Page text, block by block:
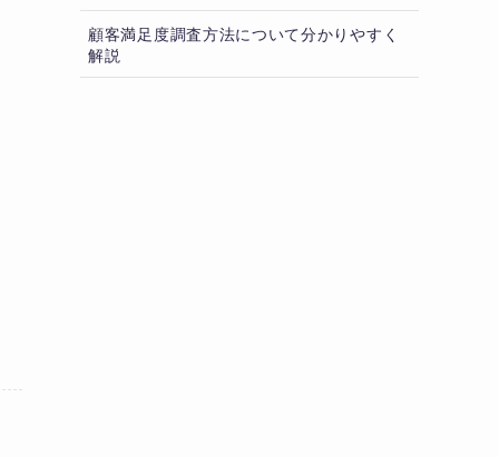
顧客満足度調査方法について分かりやすく
解説